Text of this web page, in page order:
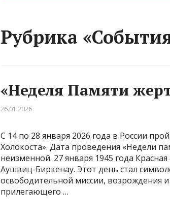
Рубрика
«Неделя Памяти
26.01.2026
С 14 по 28 января 2026 года в России
Холокоста». Дата проведения «Недели
неизменной. 27 января 1945 года
Аушвиц-Биркенау. Этот день стал
освободительной миссии,
прилегающего …